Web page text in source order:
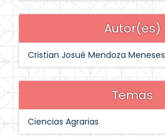
Autor(es)
Cristian Josué Mendoza Meneses
Temas
Ciencias Agrarias